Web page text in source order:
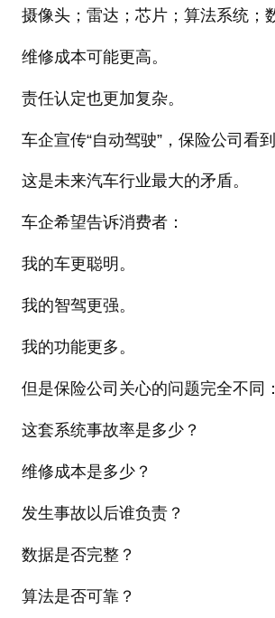
摄像头；雷达；芯片；算法系统；
维修成本可能更高。
责任认定也更加复杂。
车企宣传“自动驾驶”，保险公司看
这是未来汽车行业最大的矛盾。
车企希望告诉消费者：
我的车更聪明。
我的智驾更强。
我的功能更多。
但是保险公司关心的问题完全不同：
这套系统事故率是多少？
维修成本是多少？
发生事故以后谁负责？
数据是否完整？
算法是否可靠？